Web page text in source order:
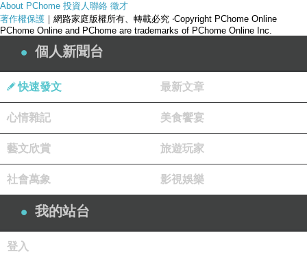
產品網址
About PChome 投資人聯絡 徵才
著作權保護 ｜網路家庭版權所有、轉載必究 ‧Copyright PChome Online
PChome Online and PChome are trademarks of PChome Online Inc.
個人新聞台
快速發文 最新文章
心情雜記 美食饗宴
藝文欣賞 旅遊玩家
社會萬象 影視娛樂
我的站台
登入